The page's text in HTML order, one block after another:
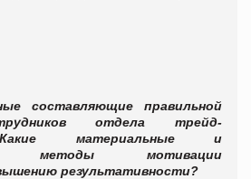
составляющие правильной
отдела трейд-
материальные и
методы мотивации
результативности?